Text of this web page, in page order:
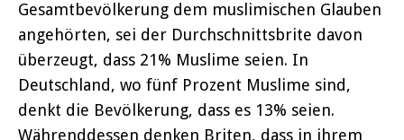
Gesamtbevölkerung dem muslimischen Glauben
angehörten, sei der Durchschnittsbrite davon
überzeugt, dass 21% Muslime seien. In
Deutschland, wo fünf Prozent Muslime sind,
denkt die Bevölkerung, dass es 13% seien.
Währenddessen denken Briten, dass in ihrem